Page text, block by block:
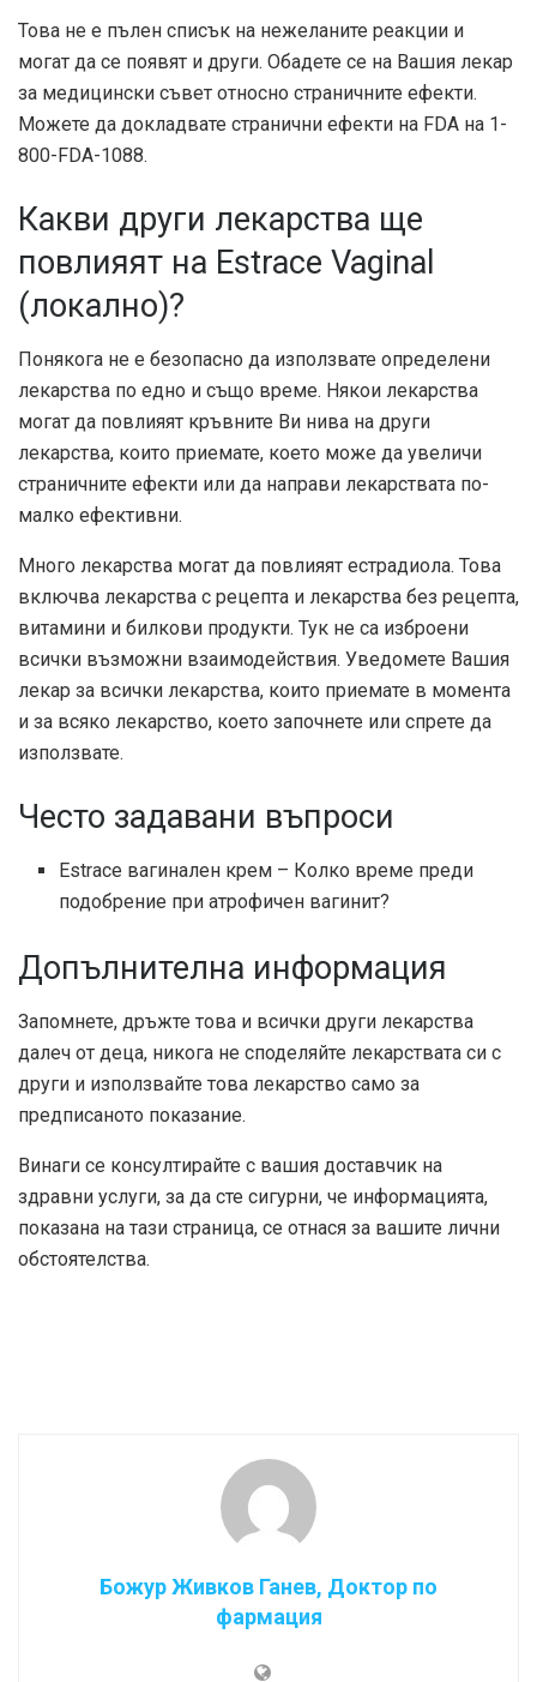
Това не е пълен списък на нежеланите реакции и
могат да се появят и други. Обадете се на Вашия лекар
за медицински съвет относно страничните ефекти.
Можете да докладвате странични ефекти на FDA на 1-
800-FDA-1088.
Какви други лекарства ще
повлияят на Estrace Vaginal
(локално)?
Понякога не е безопасно да използвате определени
лекарства по едно и също време. Някои лекарства
могат да повлияят кръвните Ви нива на други
лекарства, които приемате, което може да увеличи
страничните ефекти или да направи лекарствата по-
малко ефективни.
Много лекарства могат да повлияят естрадиола. Това
включва лекарства с рецепта и лекарства без рецепта,
витамини и билкови продукти. Тук не са изброени
всички възможни взаимодействия. Уведомете Вашия
лекар за всички лекарства, които приемате в момента
и за всяко лекарство, което започнете или спрете да
използвате.
Често задавани въпроси
Estrace вагинален крем – Колко време преди
подобрение при атрофичен вагинит?
Допълнителна информация
Запомнете, дръжте това и всички други лекарства
далеч от деца, никога не споделяйте лекарствата си с
други и използвайте това лекарство само за
предписаното показание.
Винаги се консултирайте с вашия доставчик на
здравни услуги, за да сте сигурни, че информацията,
показана на тази страница, се отнася за вашите лични
обстоятелства.
Божур Живков Ганев, Доктор по
фармация